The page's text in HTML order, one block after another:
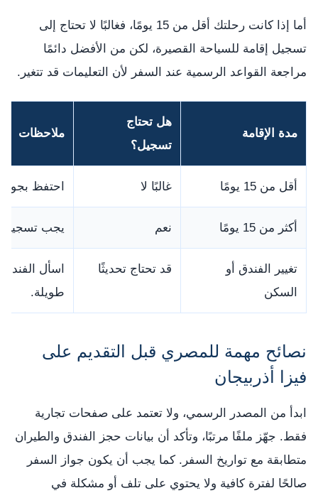
أما إذا كانت رحلتك أقل من 15 يومًا، فغالبًا لا تحتاج إلى
تسجيل إقامة للسياحة القصيرة، لكن من الأفضل دائمًا
مراجعة القواعد الرسمية عند السفر لأن التعليمات قد تتغير.
مدة الإقامة
هل تحتاج
تسجيل؟
ملاحظات
أقل من 15 يومًا غالبًا لا احتفظ
أكثر من 15 يومًا نعم يجب تسجيل
تغيير الفندق أو
السكن
قد تحتاج تحديثًا
اسأل
طويلة.
نصائح مهمة للمصري قبل التقديم على
فيزا أذربيجان
ابدأ من المصدر الرسمي، ولا تعتمد على صفحات تجارية
فقط. جهّز ملفًا مرتبًا، وتأكد أن بيانات حجز الفندق والطيران
متطابقة مع تواريخ السفر. كما يجب أن يكون جواز السفر
صالحًا لفترة كافية ولا يحتوي على تلف أو مشكلة في